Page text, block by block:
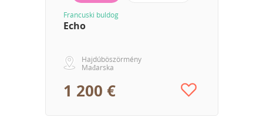
Francuski buldog
Echo
Hajdúböszörmény
Mađarska
1 200 €